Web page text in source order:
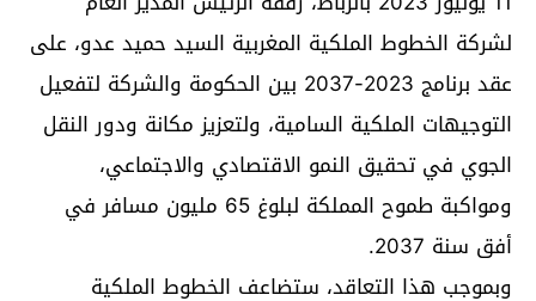
لشركة الخطوط الملكية المغربية السيد حميد عدو، على
عقد برنامج 2023-2037 بين الحكومة والشركة لتفعيل
التوجيهات الملكية السامية، ولتعزيز مكانة ودور النقل
الجوي في تحقيق النمو الاقتصادي والاجتماعي،
ومواكبة طموح المملكة لبلوغ 65 مليون مسافر في
أفق سنة 2037.
وبموجب هذا التعاقد، ستضاعف الخطوط الملكية